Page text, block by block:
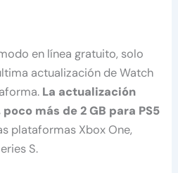
en línea gratuito, solo
actualización de Watch
La actualización
poco más de 2 GB para PS5
plataformas Xbox One,
S.